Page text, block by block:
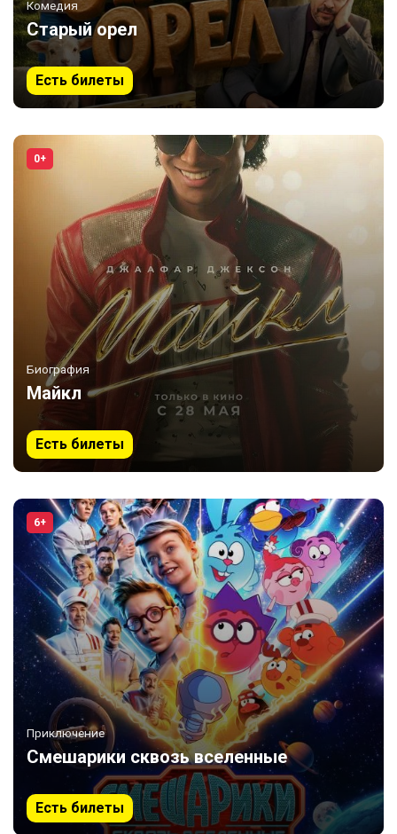
Комедия
Старый орел
Есть билеты
0+
Биография
Майкл
Есть билеты
6+
Приключение
Смешарики сквозь вселенные
Есть билеты